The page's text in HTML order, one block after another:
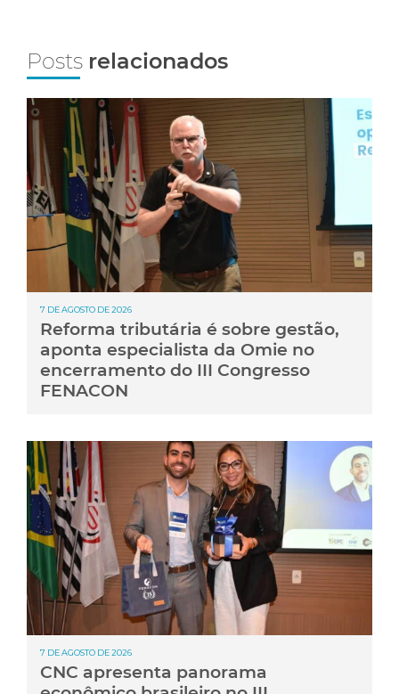
Posts relacionados
7 DE AGOSTO DE 2026
Reforma tributária é sobre gestão,
aponta especialista da Omie no
encerramento do III Congresso
FENACON
7 DE AGOSTO DE 2026
CNC apresenta panorama